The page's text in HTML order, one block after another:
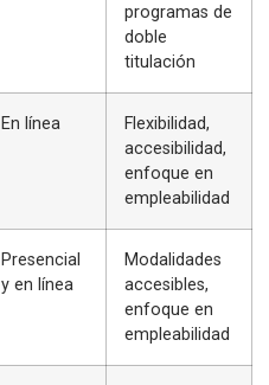
programas de
doble
titulación
En línea
Flexibilidad,
accesibilidad,
enfoque en
empleabilidad
Presencial
y en línea
Modalidades
accesibles,
enfoque en
empleabilidad